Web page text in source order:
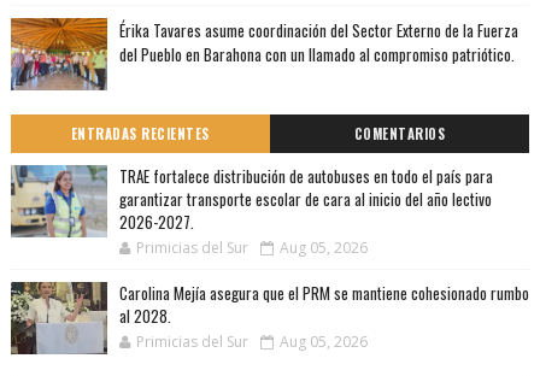
Érika Tavares asume coordinación del Sector Externo de la Fuerza
del Pueblo en Barahona con un llamado al compromiso patriótico.
ENTRADAS RECIENTES COMENTARIOS
TRAE fortalece distribución de autobuses en todo el país para
garantizar transporte escolar de cara al inicio del año lectivo
2026-2027.
Primicias del Sur Aug 05, 2026
Carolina Mejía asegura que el PRM se mantiene cohesionado rumbo
al 2028.
Primicias del Sur Aug 05, 2026